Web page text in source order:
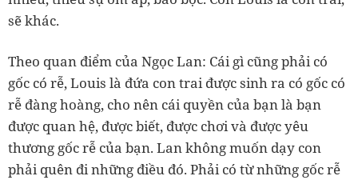
sẽ khác.
Theo quan điểm của Ngọc Lan: Cái gì cũng phải có
gốc có rễ, Louis là đứa con trai được sinh ra có gốc có
rễ đàng hoàng, cho nên cái quyền của bạn là bạn
được quan hệ, được biết, được chơi và được yêu
thương gốc rễ của bạn. Lan không muốn dạy con
phải quên đi những điều đó. Phải có từ những gốc rễ